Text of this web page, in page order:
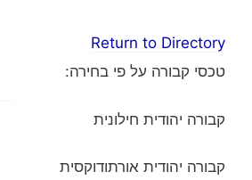
Return to Directory
טכסי קבורה על פי בחירה:
קבורה יהודית חילונית
קבורה יהודית אורתודוקסית